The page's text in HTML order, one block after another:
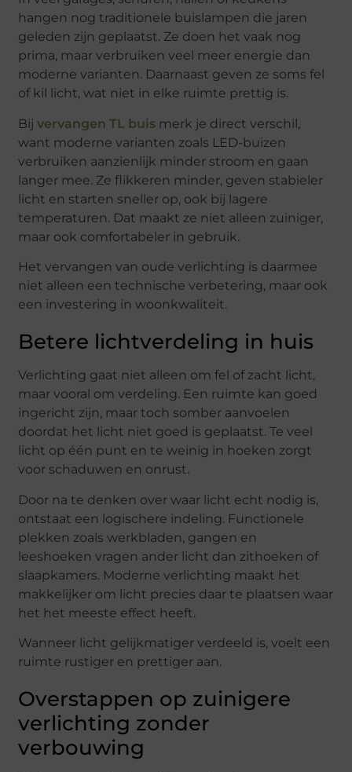
hangen nog traditionele buislampen die jaren
geleden zijn geplaatst. Ze doen het vaak nog
prima, maar verbruiken veel meer energie dan
moderne varianten. Daarnaast geven ze soms fel
of kil licht, wat niet in elke ruimte prettig is.
Bijvervangen TL buis merk je direct verschil,
want moderne varianten zoals LED-buizen
verbruiken aanzienlijk minder stroom en gaan
langer mee. Ze flikkeren minder, geven stabieler
licht en starten sneller op, ook bij lagere
temperaturen. Dat maakt ze niet alleen zuiniger,
maar ook comfortabeler in gebruik.
Het vervangen van oude verlichting is daarmee
niet alleen een technische verbetering, maar ook
een investering in woonkwaliteit.
Betere lichtverdeling in huis
Verlichting gaat niet alleen om fel of zacht licht,
maar vooral om verdeling. Een ruimte kan goed
ingericht zijn, maar toch somber aanvoelen
doordat het licht niet goed is geplaatst. Te veel
licht op één punt en te weinig in hoeken zorgt
voor schaduwen en onrust.
Door na te denken over waar licht echt nodig is,
ontstaat een logischere indeling. Functionele
plekken zoals werkbladen, gangen en
leeshoeken vragen ander licht dan zithoeken of
slaapkamers. Moderne verlichting maakt het
makkelijker om licht precies daar te plaatsen waar
het het meeste effect heeft.
Wanneer licht gelijkmatiger verdeeld is, voelt een
ruimte rustiger en prettiger aan.
Overstappen op zuinigere
verlichting zonder
verbouwing